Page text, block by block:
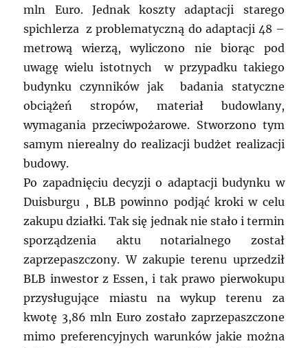
mln Euro. Jednak koszty adaptacji starego
spichlerza z problematyczną do adaptacji 48 –
metrową wierzą, wyliczono nie biorąc pod
uwagę wielu istotnych w przypadku takiego
budynku czynników jak badania statyczne
obciążeń stropów, materiał budowlany,
wymagania przeciwpożarowe. Stworzono tym
samym nierealny do realizacji budżet realizacji
budowy.
Po zapadnięciu decyzji o adaptacji budynku w
Duisburgu , BLB powinno podjąć kroki w celu
zakupu działki. Tak się jednak nie stało i termin
sporządzenia aktu notarialnego został
zaprzepaszczony. W zakupie terenu uprzedził
BLB inwestor z Essen, i tak prawo pierwokupu
przysługujące miastu na wykup terenu za
kwotę 3,86 mln Euro zostało zaprzepaszczone
mimo preferencyjnych warunków jakie można